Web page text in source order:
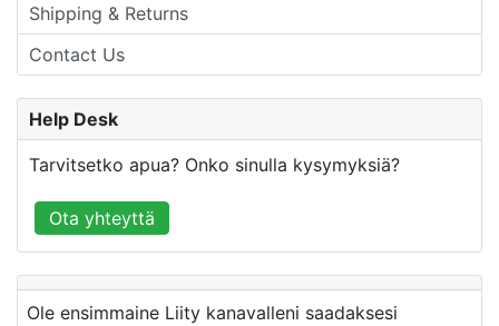
Shipping & Returns
Contact Us
Help Desk
Tarvitsetko apua? Onko sinulla kysymyksiä?
Ota yhteyttä
Ole ensimmaine Liity kanavalleni saadaksesi